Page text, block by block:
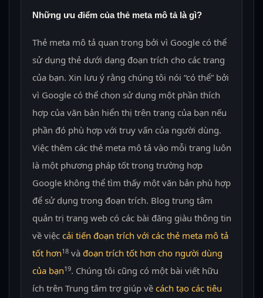
Những ưu điểm của thẻ meta mô tả là gì?
Thẻ meta mô tả quan trọng bởi vì Google có thể
sử dụng thẻ dưới dạng đoạn trích cho các trang
của bạn. Xin lưu ý rằng chúng tôi nói “có thể” bởi
vì Google có thể chọn sử dụng một phần thích
hợp của văn bản hiển thị trên trang của bạn nếu
phần đó phù hợp với truy vấn của người dùng.
Việc thêm các thẻ meta mô tả vào mỗi trang luôn
là một phương pháp tốt trong trường hợp
Google không thể tìm thấy một văn bản phù hợp
để sử dụng trong đoạn trích. Blog trung tâm
quản trị trang web có các bài đăng giàu thông tin
về việc cải tiến đoạn trích với các thẻ meta mô tả
tốt hơn18và đoạn trích tốt hơn cho người dùng
của bạn19. Chúng tôi cũng có một bài viết hữu
ích trên Trung tâm trợ giúp về cách tạo các tiêu